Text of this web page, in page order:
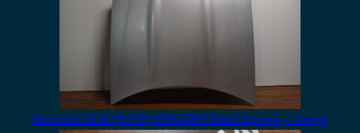
Mercedes SLK (R170) 1996-2003 Καπό Εμπρός – Ασημί